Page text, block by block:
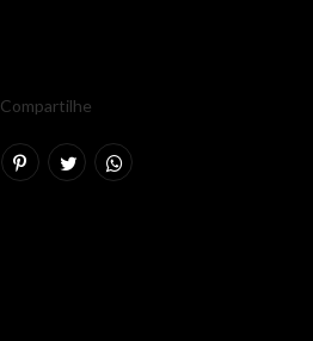
Compartilhe